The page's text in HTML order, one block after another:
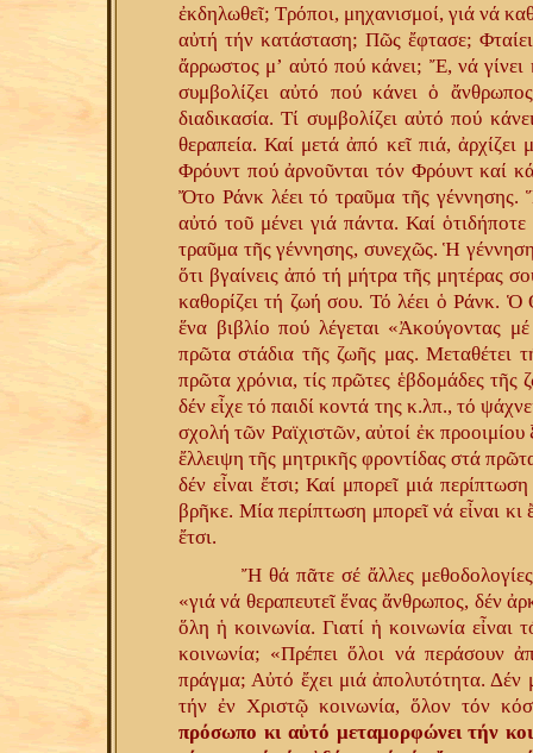
ἐκδηλωθεῖ; Τρόποι, μηχανισμοί, γιά νά
αὐτή τήν κατάσταση; Πῶς ἔφτασε;
ἄρρωστος μ’ αὐτό πού κάνει; Ἔ, νά γίνει
συμβολίζει αὐτό πού κάνει ὁ
διαδικασία. Τί συμβολίζει αὐτό πού
θεραπεία. Καί μετά ἀπό κεῖ πιά,
Φρόυντ πού ἀρνοῦνται τόν Φρόυντ καί
Ὄτο Ράνκ λέει τό τραῦμα τῆς γέννησης.
αὐτό τοῦ μένει γιά πάντα. Καί
τραῦμα τῆς γέννησης, συνεχῶς. Ἡ
ὅτι βγαίνεις ἀπό τή μήτρα τῆς μητέρας
καθορίζει τή ζωή σου. Τό λέει ὁ Ράνκ. Ὁ
ἕνα βιβλίο πού λέγεται «Ἀκούγοντας
πρῶτα στάδια τῆς ζωῆς μας. Μεταθέτει
πρῶτα χρόνια, τίς πρῶτες ἑβδομάδες
δέν εἶχε τό παιδί κοντά της κ.λπ., τό
σχολή τῶν Ραϊχιστῶν, αὐτοί ἐκ προοιμίου
ἔλλειψη τῆς μητρικῆς φροντίδας στά
δέν εἶναι ἔτσι; Καί μπορεῖ μιά
βρῆκε. Μία περίπτωση μπορεῖ νά εἶναι κι
ἔτσι.
Ἤ θά πᾶτε σέ ἄλλες
«γιά νά θεραπευτεῖ ἕνας ἄνθρωπος, δέν
ὅλη ἡ κοινωνία. Γιατί ἡ κοινωνία
κοινωνία; «Πρέπει ὅλοι νά περάσουν
πράγμα; Αὐτό ἔχει μιά ἀπολυτότητα. Δέν
τήν ἐν Χριστῷ κοινωνία, ὅλον τόν
πρόσωπο κι αὐτό μεταμορφώνει τήν